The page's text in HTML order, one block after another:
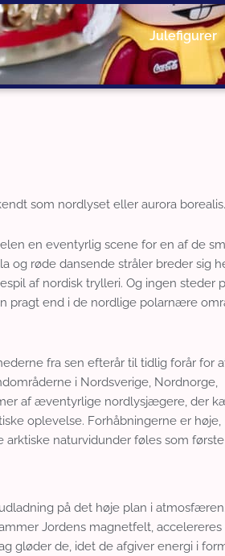
Julefigurer
som nordlyset eller aurora borealis.
en eventyrlig scene for en af de
og røde dansende stråler breder sig
af nordisk trylleri. Og ingen steder
pragt end i de nordlige polarnære
fra sen efterår til tidlig forår for
i Nordsverige, Nordnorge,
af æventyrlige nordlysjægere, der
oplevelse. Forhåbningerne er høje,
naturvidunder føles som første
på det høje plan i
Jordens magnetfelt,
gløder de, idet de afgiver energi i